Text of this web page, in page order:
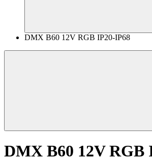
DMX B60 12V RGB IP20-IP68
DMX B60 12V RGB